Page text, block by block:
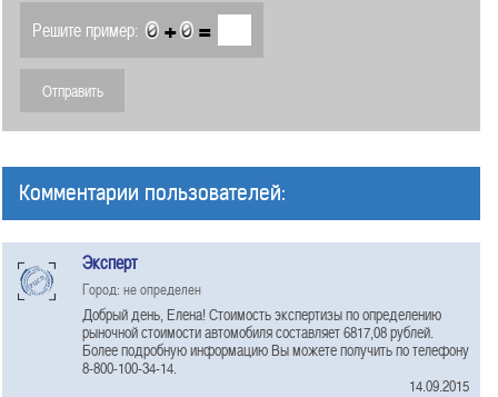
Решите пример: + =
Комментарии пользователей:
Эксперт
Город: не определен
Добрый день, Елена! Стоимость экспертизы по определению
рыночной стоимости автомобиля составляет 6817,08 рублей.
Более подробную информацию Вы можете получить по телефону
8-800-100-34-14.
14.09.2015